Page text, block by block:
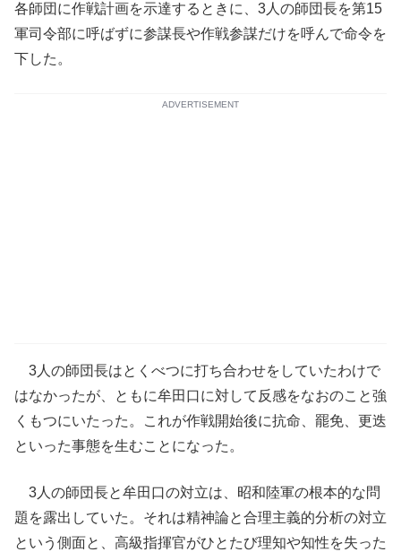
各師団に作戦計画を示達するときに、3人の師団長を第15
軍司令部に呼ばずに参謀長や作戦参謀だけを呼んで命令を
下した。
ADVERTISEMENT
3人の師団長はとくべつに打ち合わせをしていたわけで
はなかったが、ともに牟田口に対して反感をなおのこと強
くもつにいたった。これが作戦開始後に抗命、罷免、更迭
といった事態を生むことになった。
3人の師団長と牟田口の対立は、昭和陸軍の根本的な問
題を露出していた。それは精神論と合理主義的分析の対立
という側面と、高級指揮官がひとたび理知や知性を失った